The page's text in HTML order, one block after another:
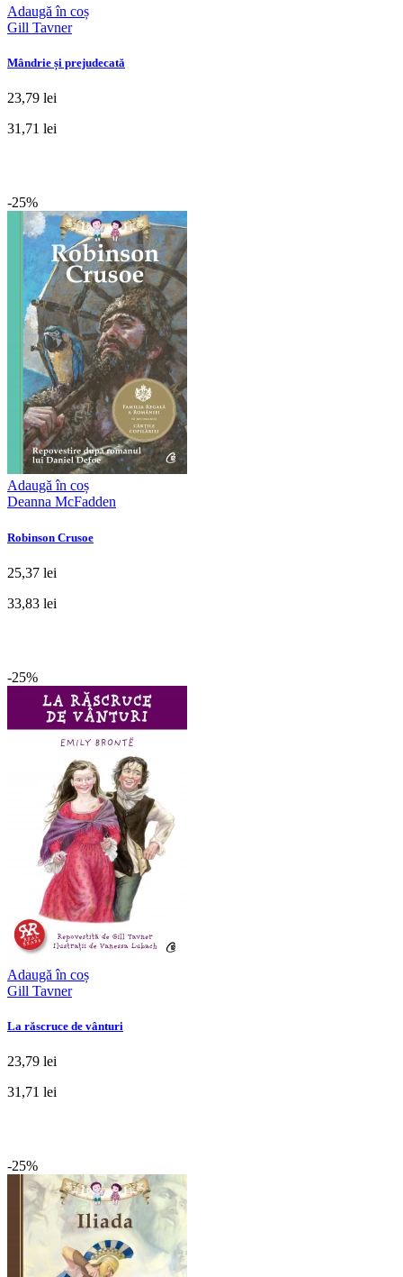
Adaugă în coș
Gill Tavner
Mândrie și prejudecată
23,79 lei
31,71 lei
-25%
Adaugă în coș
Deanna McFadden
Robinson Crusoe
25,37 lei
33,83 lei
-25%
Adaugă în coș
Gill Tavner
La răscruce de vânturi
23,79 lei
31,71 lei
-25%